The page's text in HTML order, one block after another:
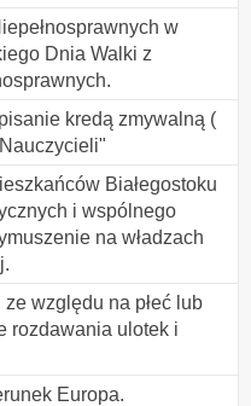
w
Dnia Walki z
kredą zmywalną (
Białegostoku
i wspólnego
na władzach
względu na płeć lub
rozdawania ulotek i
Europa.